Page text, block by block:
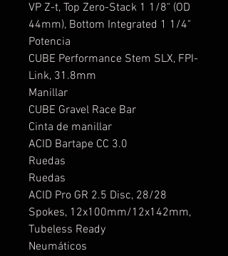
VP Z-t, Top Zero-Stack 1 1/8" (OD
44mm), Bottom Integrated 1 1/4"
Potencia
CUBE Performance Stem SLX, FPI-
Link, 31.8mm
Manillar
CUBE Gravel Race Bar
Cinta de manillar
ACID Bartape CC 3.0
Ruedas
Ruedas
ACID Pro GR 2.5 Disc, 28/28
Spokes, 12x100mm/12x142mm,
Tubeless Ready
Neumáticos